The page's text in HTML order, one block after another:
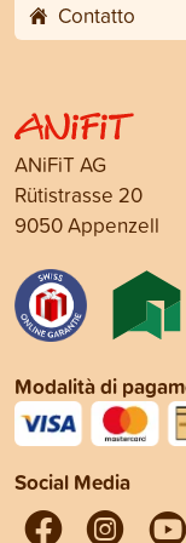
Contatto
ANiFiT AG
Rütistrasse 20
9050 Appenzell
Modalità di
Social Media